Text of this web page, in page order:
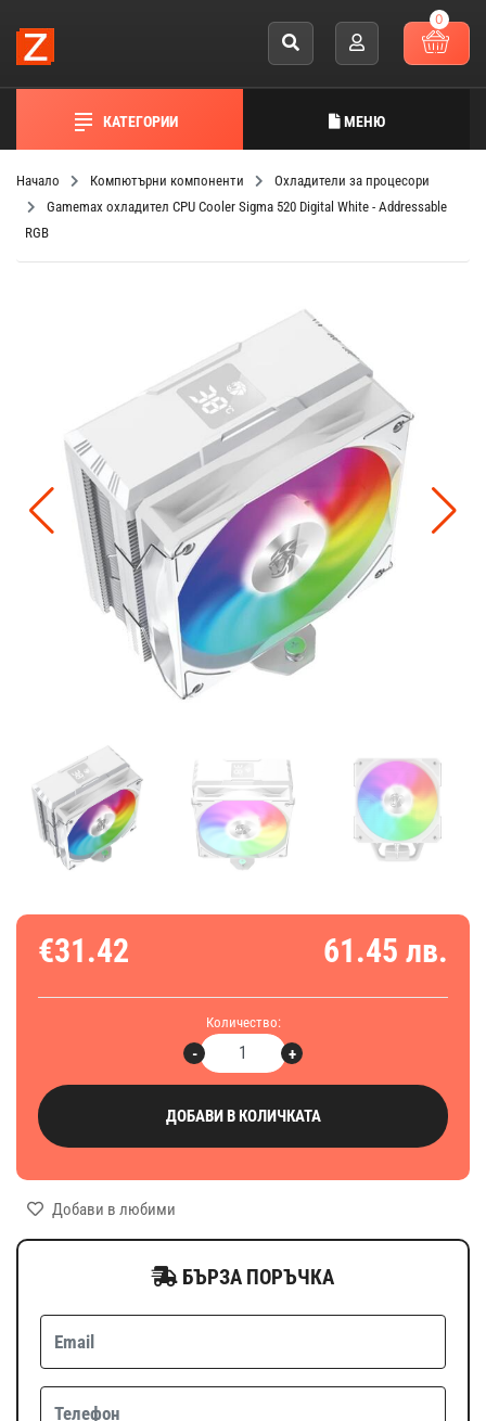
0
КАТЕГОРИИ МЕНЮ
Начало Компютърни компоненти
Охладители за процесори
Gamemax охладител CPU Cooler Sigma 520 Digital White - Addressable
RGB
€31.42 61.45 лв.
Количество:
+
-
ДОБАВИ В КОЛИЧКАТА
Добави в любими
БЪРЗА ПОРЪЧКА